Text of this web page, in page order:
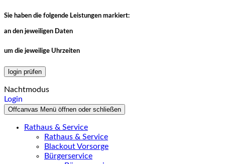
Sie haben die folgende Leistungen markiert:
an den jeweiligen Daten
um die jeweilige Uhrzeiten
login prüfen
Nachtmodus
Login
Offcanvas Menü öffnen oder schließen
Rathaus & Service
Rathaus & Service
Blackout Vorsorge
Bürgerservice